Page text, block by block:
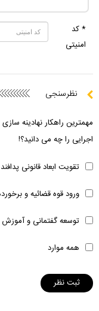
* کد
امنیتی
نظرسنجی
مهمترین راهکار نهادینه
اجرایی را چه می دانید؟!
تقویت ابعاد قانونی
ورود قوه قضائیه و
توسعه گفتمانی و آموزش
همه موارد